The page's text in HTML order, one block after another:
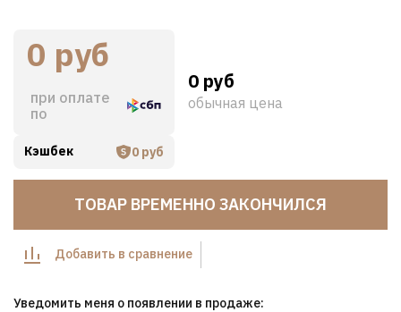
0 руб
при оплате
по
Кэшбек 0 руб
0 руб
обычная цена
ТОВАР ВРЕМЕННО ЗАКОНЧИЛСЯ
Добавить в сравнение
Уведомить меня о появлении в продаже: